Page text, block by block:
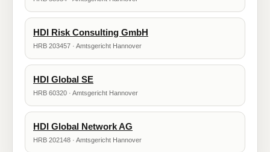
HDI Risk Consulting GmbH
HRB 203457 · Amtsgericht Hannover
HDI Global SE
HRB 60320 · Amtsgericht Hannover
HDI Global Network AG
HRB 202148 · Amtsgericht Hannover